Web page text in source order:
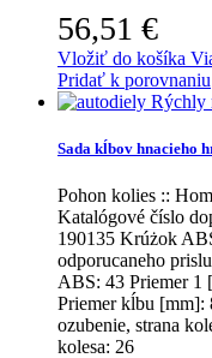
56,51 €
Vložiť do košíka
Pridať k porovnaniu
Rýchly
Sada kĺbov hnacieho
Pohon kolies ::
Katalógové číslo
190135 Krúżok
odporucaneho
ABS: 43 Priemer 1
Priemer kĺbu [mm]:
ozubenie, strana
kolesa: 26